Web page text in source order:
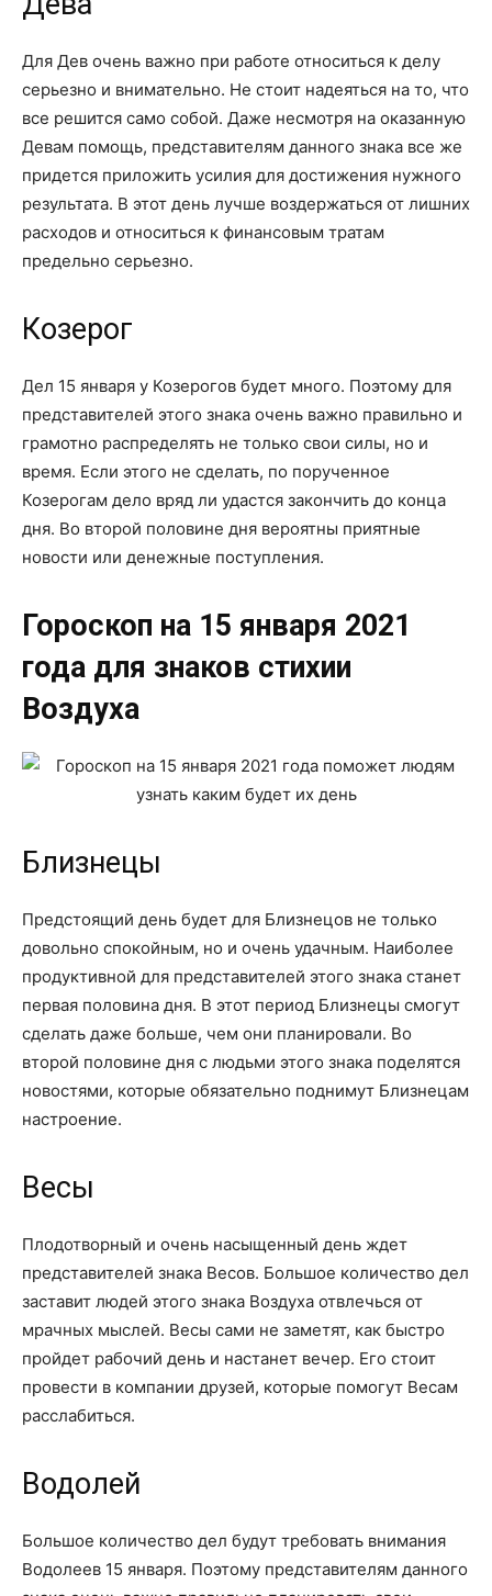
Для Дев очень важно при работе относиться к делу
серьезно и внимательно. Не стоит надеяться на то, что
все решится само собой. Даже несмотря на оказанную
Девам помощь, представителям данного знака все же
придется приложить усилия для достижения нужного
результата. В этот день лучше воздержаться от лишних
расходов и относиться к финансовым тратам
предельно серьезно.
Козерог
Дел 15 января у Козерогов будет много. Поэтому для
представителей этого знака очень важно правильно и
грамотно распределять не только свои силы, но и
время. Если этого не сделать, по порученное
Козерогам дело вряд ли удастся закончить до конца
дня. Во второй половине дня вероятны приятные
новости или денежные поступления.
Гороскоп на 15 января 2021
года для знаков стихии
Воздуха
Близнецы
Предстоящий день будет для Близнецов не только
довольно спокойным, но и очень удачным. Наиболее
продуктивной для представителей этого знака станет
первая половина дня. В этот период Близнецы смогут
сделать даже больше, чем они планировали. Во
второй половине дня с людьми этого знака поделятся
новостями, которые обязательно поднимут Близнецам
настроение.
Весы
Плодотворный и очень насыщенный день ждет
представителей знака Весов. Большое количество дел
заставит людей этого знака Воздуха отвлечься от
мрачных мыслей. Весы сами не заметят, как быстро
пройдет рабочий день и настанет вечер. Его стоит
провести в компании друзей, которые помогут Весам
расслабиться.
Водолей
Большое количество дел будут требовать внимания
Водолеев 15 января. Поэтому представителям данного